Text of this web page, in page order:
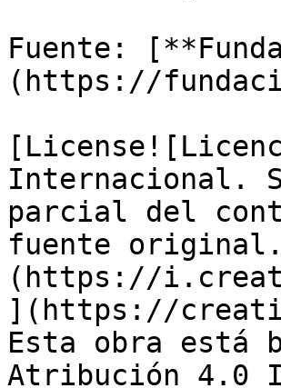
Fuente:
(https://
Internacional.
parcial del
fuente
(https://
](https://
Esta obra está
Atribución 4.0